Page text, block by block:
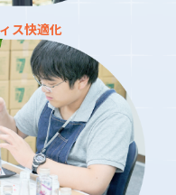
ス快適化